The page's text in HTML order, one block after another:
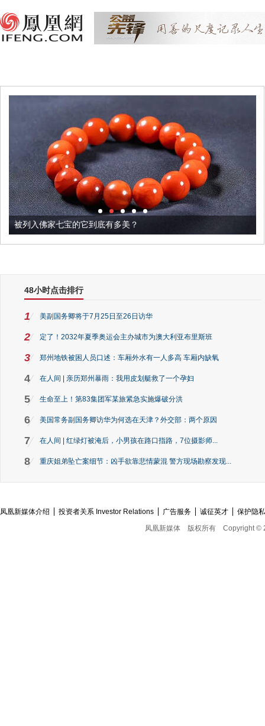
被列入佛家七宝的它到底有多美？
48小时点击排行
1 美副国务卿将于7月25日至26日访华
2 定了！2032年夏季奥运会主办城市为澳大利亚布里斯班
3 郑州地铁被困人员口述：车厢外水有一人多高 车厢内缺氧
4 在人间 | 亲历郑州暴雨：我用皮划艇救了一个孕妇
5 生命至上！第83集团军某旅紧急实施爆破分洪
6 美国常务副国务卿访华为何选在天津？外交部：两个原因
7 在人间 | 红绿灯被淹后，小男孩在路口指路，7位摄影师...
8 重庆姐弟坠亡案细节：凶手欲靠悲情蒙混 警方现场勘察发现...
凤凰新媒体介绍 投资者关系 Investor Relations 广告服务 诚征英才
保护隐
凤凰新媒体
版权所有 Copyright ©